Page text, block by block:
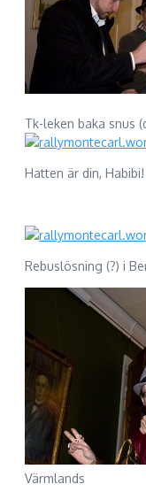
Tk-leken baka snus
Hatten är din,
Rebuslösning (?) i
Värmlands